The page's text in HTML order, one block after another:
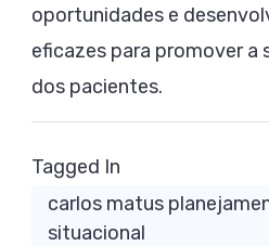
oportunidades e
eficazes para promover a
dos pacientes.
Tagged In
carlos matus
situacional